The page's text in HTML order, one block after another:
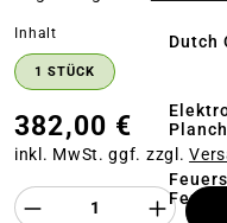
Dutch
Inhalt
1 STÜCK
382,00 €
inkl. MwSt. ggf. zzgl.
Produkt Anzahl